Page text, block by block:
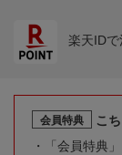
楽天IDで
会員特典
こ
「会員特典